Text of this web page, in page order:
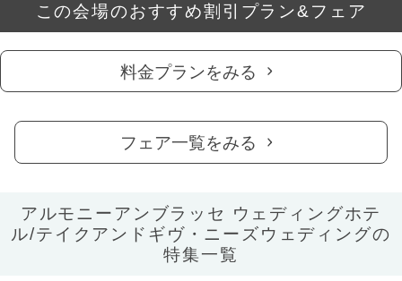
この会場のおすすめ割引プラン&フェア
料金プランをみる
フェア一覧をみる
アルモニーアンブラッセ ウェディングホテ
ル/テイクアンドギヴ・ニーズウェディングの
特集一覧